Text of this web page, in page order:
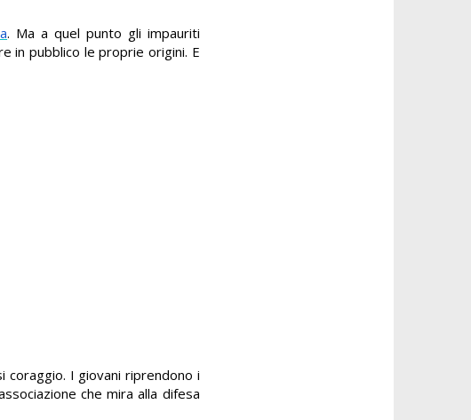
. Ma a quel punto gli impauriti
in pubblico le proprie origini. E
coraggio. I giovani riprendono i
che mira alla difesa